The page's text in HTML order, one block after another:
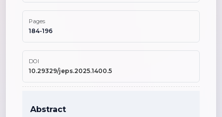
Pages
184-196
DOI
10.29329/jeps.2025.1400.5
Abstract